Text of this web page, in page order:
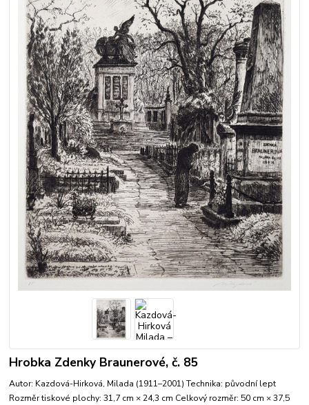
Hrobka Zdenky Braunerové, č. 85
Autor: Kazdová-Hirková, Milada (1911–2001) Technika: původní lept
Rozměr tiskové plochy: 31,7 cm × 24,3 cm Celkový rozměr: 50 cm × 37,5